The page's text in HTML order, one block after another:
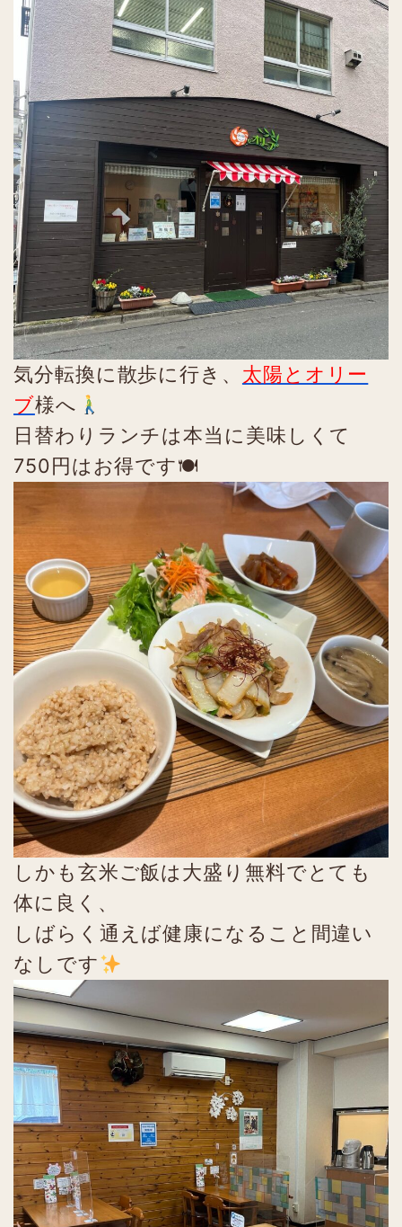
気分転換に散歩に行き、 太陽とオリー
ブ様へ
日替わりランチは本当に美味しくて
750円はお得です🍽
しかも玄米ご飯は大盛り無料でとても
体に良く、
しばらく通えば健康になること間違い
なしです